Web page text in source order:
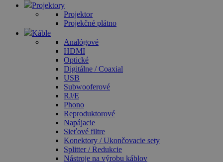
Projektory
Projektor
Projekčné plátno
Káble
Analógové
HDMI
Optické
Digitálne / Coaxial
USB
Subwooferové
RJ/E
Phono
Reproduktorové
Napájacie
Sieťové filtre
Konektory / Ukončovacie sety
Splitter / Redukcie
Nástroje na výrobu káblov